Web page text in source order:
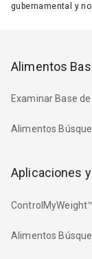
gubernamental y
Alimentos
Examinar Base
Alimentos
Aplicaciones
Alimentos